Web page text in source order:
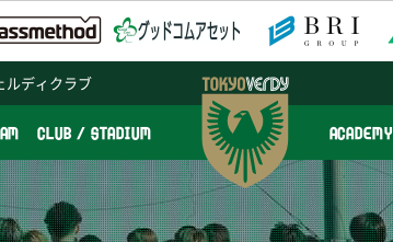
ルディクラブ
CLUB / STADIUM ACADEMY